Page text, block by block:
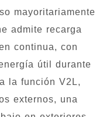
mayoritariamente
admite recarga
continua, con
útil durante
la función V2L,
externos, una